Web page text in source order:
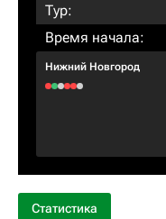
Тур:
Время начала:
Нижний Новгород
Статистика